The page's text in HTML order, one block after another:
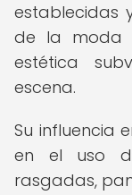
establecidas
de la moda
estética
escena.
Su influencia
en el uso
rasgadas,